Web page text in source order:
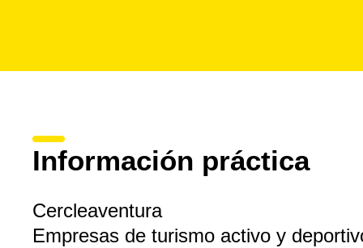
Información práctica
Cercleaventura
Empresas de turismo activo y